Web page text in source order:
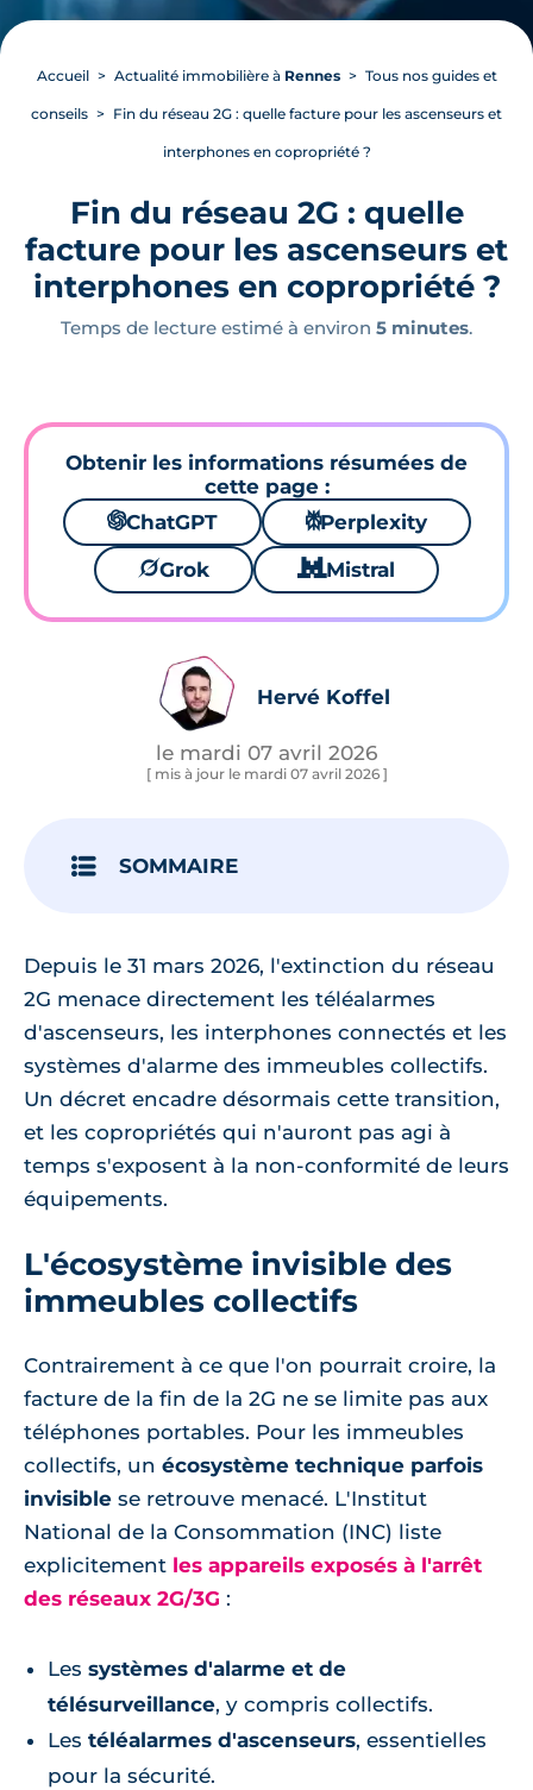
Accueil Actualité immobilière à Rennes Tous nos guides et
conseils Fin du réseau 2G : quelle facture pour les ascenseurs et
interphones en copropriété ?
Fin du réseau 2G : quelle
facture pour les ascenseurs et
interphones en copropriété ?
Temps de lecture estimé à environ 5 minutes.
Obtenir les informations résumées de
cette page :
🌌ChatGPT ⚙Perplexity
🪐Grok 🐱 Mistral
Hervé Koffel
le mardi 07 avril 2026
[ mis à jour le mardi 07 avril 2026 ]
SOMMAIRE
Depuis le 31 mars 2026, l'extinction du réseau
2G menace directement les téléalarmes
d'ascenseurs, les interphones connectés et les
systèmes d'alarme des immeubles collectifs.
Un décret encadre désormais cette transition,
et les copropriétés qui n'auront pas agi à
temps s'exposent à la non-conformité de leurs
équipements.
L'écosystème invisible des
immeubles collectifs
Contrairement à ce que l'on pourrait croire, la
facture de la fin de la 2G ne se limite pas aux
téléphones portables. Pour les immeubles
collectifs, un écosystème technique parfois
invisible se retrouve menacé. L'Institut
National de la Consommation (INC) liste
explicitement les appareils exposés à l'arrêt
des réseaux 2G/3G :
Les systèmes d'alarme et de
télésurveillance, y compris collectifs.
Les téléalarmes d'ascenseurs, essentielles
pour la sécurité.